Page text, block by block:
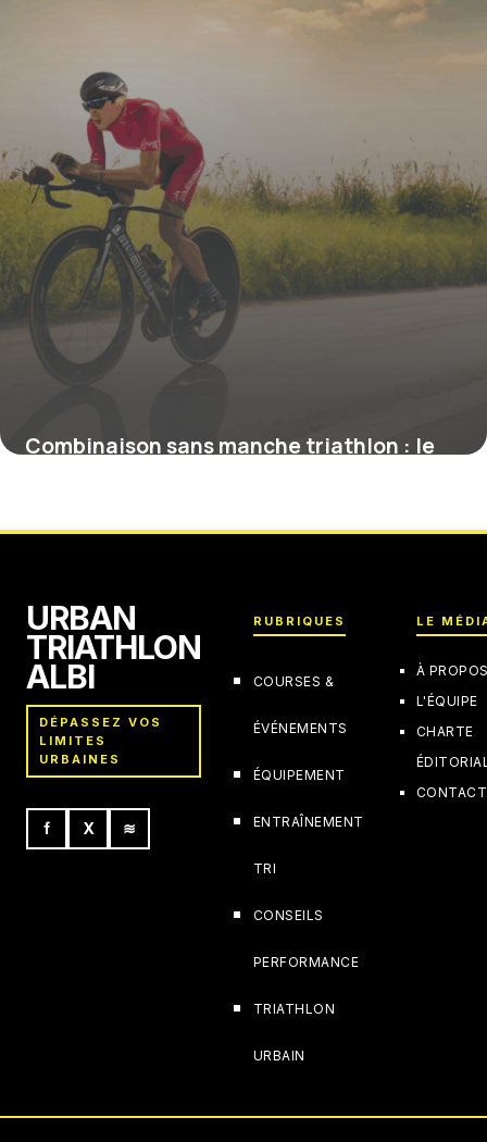
Combinaison sans manche triathlon : le
URBAN
TRIATHLON
ALBI
DÉPASSEZ VOS
LIMITES
URBAINES
f X ≋
RUBRIQUES
COURSES &
ÉVÉNEMENTS
ÉQUIPEMENT
ENTRAÎNEMENT
TRI
CONSEILS
PERFORMANCE
TRIATHLON
URBAIN
LE
À
L'ÉQUIPE
CHARTE
CONTACT